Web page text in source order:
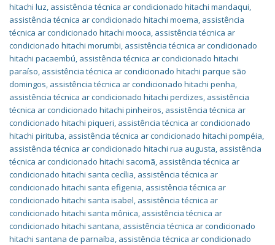
hitachi luz, assistência técnica ar condicionado hitachi mandaqui,
assistência técnica ar condicionado hitachi moema, assistência
técnica ar condicionado hitachi mooca, assistência técnica ar
condicionado hitachi morumbi, assistência técnica ar condicionado
hitachi pacaembú, assistência técnica ar condicionado hitachi
paraíso, assistência técnica ar condicionado hitachi parque são
domingos, assistência técnica ar condicionado hitachi penha,
assistência técnica ar condicionado hitachi perdizes, assistência
técnica ar condicionado hitachi pinheiros, assistência técnica ar
condicionado hitachi piqueri, assistência técnica ar condicionado
hitachi pirituba, assistência técnica ar condicionado hitachi pompéia,
assistência técnica ar condicionado hitachi rua augusta, assistência
técnica ar condicionado hitachi sacomã, assistência técnica ar
condicionado hitachi santa cecília, assistência técnica ar
condicionado hitachi santa efigenia, assistência técnica ar
condicionado hitachi santa isabel, assistência técnica ar
condicionado hitachi santa mônica, assistência técnica ar
condicionado hitachi santana, assistência técnica ar condicionado
hitachi santana de parnaíba, assistência técnica ar condicionado